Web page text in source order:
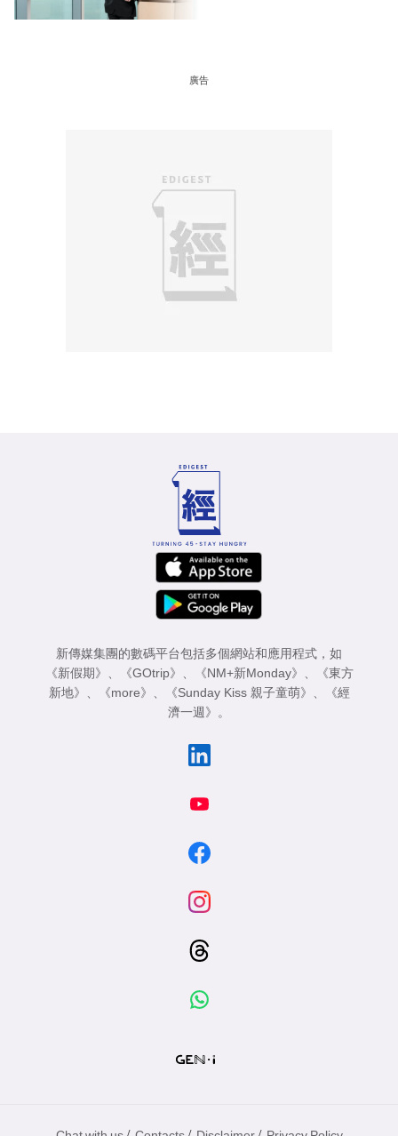
廣告
新傳媒集團的數碼平台包括多個網站和應用程式，如
《新假期》
《GOtrip》 《NM+新Monday》
《東方
新地》
《more》 《Sunday Kiss 親子童萌》
《經
濟一週》
。